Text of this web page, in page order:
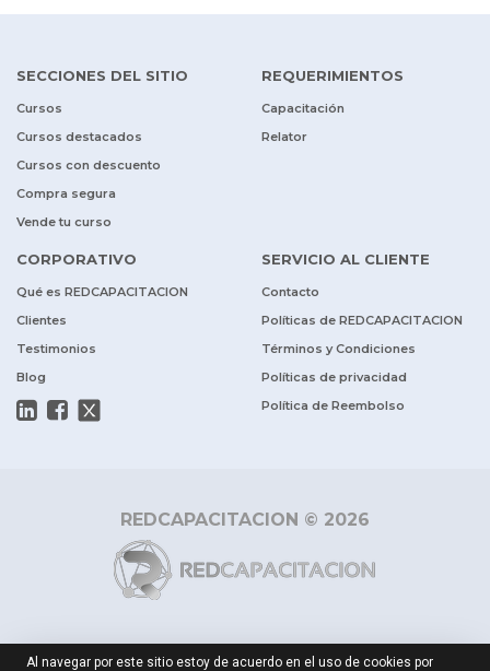
SECCIONES DEL SITIO
Cursos
Cursos destacados
Cursos con descuento
Compra segura
Vende tu curso
REQUERIMIENTOS
Capacitación
Relator
CORPORATIVO
Qué es REDCAPACITACION
Clientes
Testimonios
Blog
SERVICIO AL CLIENTE
Contacto
Políticas de REDCAPACITACION
Términos y Condiciones
Políticas de privacidad
Política de Reembolso
REDCAPACITACION © 2026
Al navegar por este sitio estoy de acuerdo en el uso de cookies por